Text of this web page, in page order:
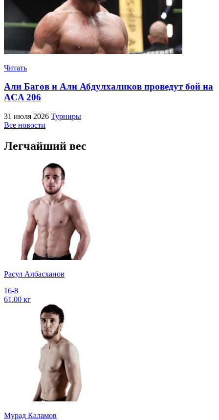
Читать
Али Багов и Али Абдулхаликов проведут бой на
ACA 206
31 июля 2026 Турниры
Все новости
Легчайший вес
Расул Албасханов
16-8
61.00 кг
Мурад Каламов